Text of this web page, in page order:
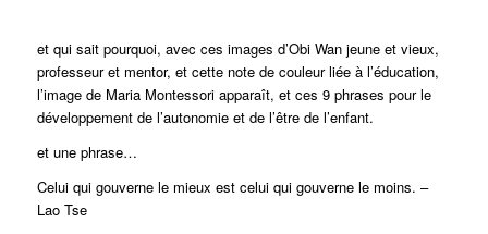
et qui sait pourquoi, avec ces images d’Obi Wan jeune et vieux,
professeur et mentor, et cette note de couleur liée à l’éducation,
l’image de Maria Montessori apparaît, et ces 9 phrases pour le
développement de l’autonomie et de l’être de l’enfant.
et une phrase…
Celui qui gouverne le mieux est celui qui gouverne le moins. –
Lao Tse